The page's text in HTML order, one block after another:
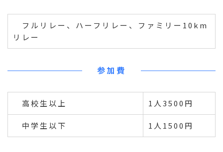
フルリレー、ハーフリレー、ファミリー10km
リレー
参加費
高校生以上 1人3500円
中学生以下 1人1500円